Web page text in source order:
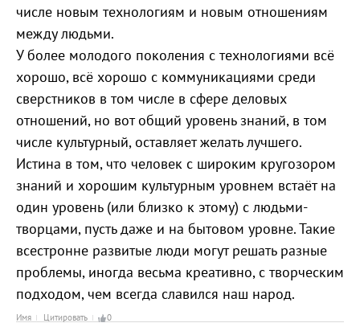
числе новым технологиям и новым отношениям
между людьми.
У более молодого поколения с технологиями всё
хорошо, всё хорошо с коммуникациями среди
сверстников в том числе в сфере деловых
отношений, но вот общий уровень знаний, в том
числе культурный, оставляет желать лучшего.
Истина в том, что человек с широким кругозором
знаний и хорошим культурным уровнем встаёт на
один уровень (или близко к этому) с людьми-
творцами, пусть даже и на бытовом уровне. Такие
всестронне развитые люди могут решать разные
проблемы, иногда весьма креативно, с творческим
подходом, чем всегда славился наш народ.
Имя Цитировать 0